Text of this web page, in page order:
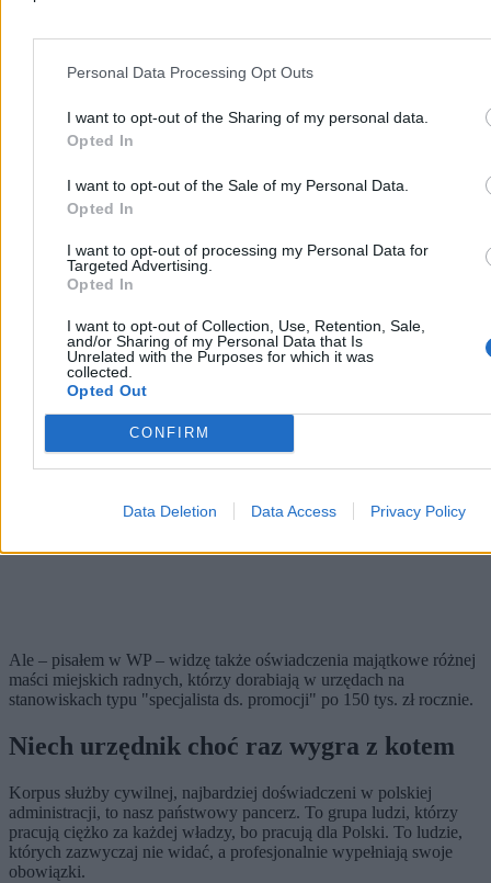
Personal Data Processing Opt Outs
I want to opt-out of the Sharing of my personal data.
Opted In
I want to opt-out of the Sale of my Personal Data.
Opted In
I want to opt-out of processing my Personal Data for
Targeted Advertising.
Opted In
I want to opt-out of Collection, Use, Retention, Sale,
and/or Sharing of my Personal Data that Is
Unrelated with the Purposes for which it was
collected.
Opted Out
CONFIRM
Data Deletion Data Access Privacy Policy
pracę urzędniczą przez pryzmat pojedynczych patologii
niektórzy źle pracują, niektórzy chcieliby pracować dobrze i
"Czy możliwe jest bowiem, że w jednych urzędach występują
I dalej wskazałem, że widzę, jak działają różnego rodzaju oddziały
ponad minimalną krajową i przynoszą czajniki z gwizdkiem do
pracy z domu, by napić się też przyniesionej herbaty. I część z nich,
w randze inspektorów, walczy z różnej maści bandziorami. Tak
Reklama
Reklama
Ale – pisałem w WP – widzę także oświadczenia majątkowe różnej
maści miejskich radnych, którzy dorabiają w urzędach na
stanowiskach typu "specjalista ds. promocji" po 150 tys. zł rocznie.
Niech urzędnik choć raz wygra z kotem
Korpus służby cywilnej, najbardziej doświadczeni w polskiej
administracji, to nasz państwowy pancerz. To grupa ludzi, którzy
pracują ciężko za każdej władzy, bo pracują dla Polski. To ludzie,
których zazwyczaj nie widać, a profesjonalnie wypełniają swoje
obowiązki.